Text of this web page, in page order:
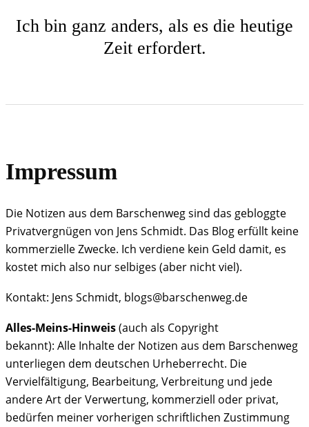
Ich bin ganz anders, als es die heutige
Zeit erfordert.
Impressum
Die Notizen aus dem Barschenweg sind das gebloggte
Privatvergnügen von Jens Schmidt. Das Blog erfüllt keine
kommerzielle Zwecke. Ich verdiene kein Geld damit, es
kostet mich also nur selbiges (aber nicht viel).
Kontakt: Jens Schmidt, blogs@barschenweg.de
Alles-Meins-Hinweis(auch als Copyright
bekannt): Alle Inhalte der Notizen aus dem Barschenweg
unterliegen dem deutschen Urheberrecht. Die
Vervielfältigung, Bearbeitung, Verbreitung und jede
andere Art der Verwertung, kommerziell oder privat,
bedürfen meiner vorherigen schriftlichen Zustimmung